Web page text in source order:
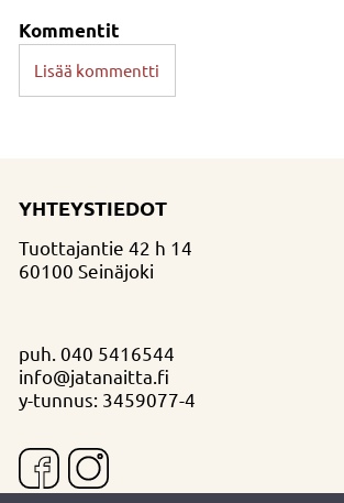
Kommentit
Lisää kommentti
YHTEYSTIEDOT
Tuottajantie 42 h 14
60100 Seinäjoki
puh. 040 5416544
info@jatanaitta.fi
y-tunnus: 3459077-4